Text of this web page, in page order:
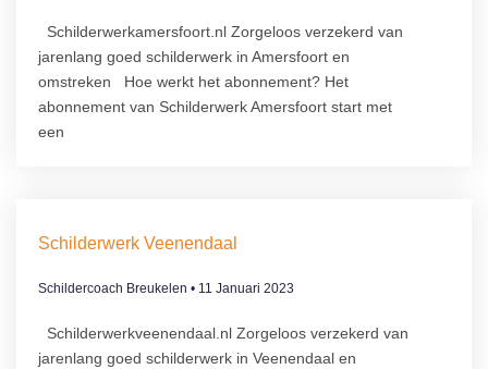
Schilderwerkamersfoort.nl Zorgeloos verzekerd van
jarenlang goed schilderwerk in Amersfoort en
omstreken Hoe werkt het abonnement?​ Het
abonnement van Schilderwerk Amersfoort start met
een
Schilderwerk Veenendaal
Schildercoach Breukelen 11 Januari 2023
Schilderwerkveenendaal.nl Zorgeloos verzekerd van
jarenlang goed schilderwerk in Veenendaal en